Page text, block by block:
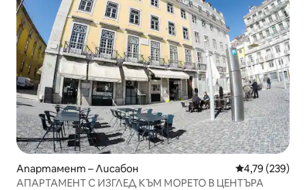
Апартамент – Лисабон Средна
4,79 (239)
АПАРТАМЕНТ С ИЗГЛЕД КЪМ МОРЕТО В ЦЕНТЪРА